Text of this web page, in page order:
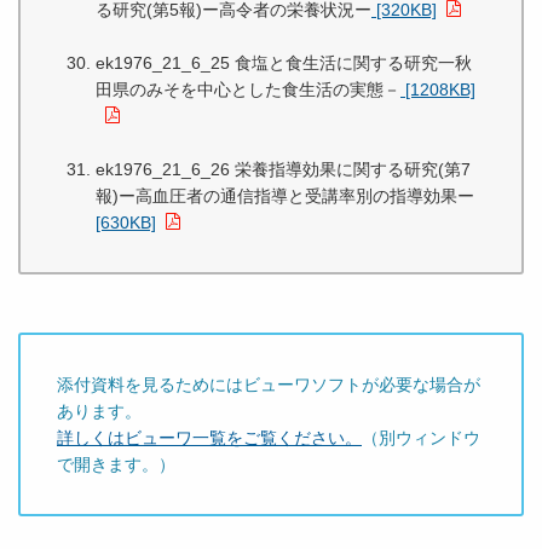
る研究(第5報)ー高令者の栄養状況ー [320KB]
ek1976_21_6_25 食塩と食生活に関する研究一秋
田県のみそを中心とした食生活の実態－ [1208KB]
ek1976_21_6_26 栄養指導効果に関する研究(第7
報)ー高血圧者の通信指導と受講率別の指導効果ー
[630KB]
添付資料を見るためにはビューワソフトが必要な場合が
あります。
詳しくはビューワ一覧をご覧ください。
（別ウィンドウ
で開きます。）